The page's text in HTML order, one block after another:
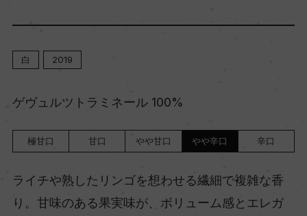
白 2019
ゲヴュルツトラミネール 100%
極甘口 甘口 やや甘口 やや辛口 辛口
ライチや熟したリンゴを想わせる繊細で複雑な香
り。甘味のある果実味が、ボリューム感とエレガ